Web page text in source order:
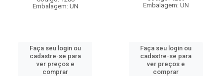
Embalagem: UN
Faça seu login ou
cadastre-se para
ver preços e
comprar
Embalagem: UN
Faça seu login ou
cadastre-se para
ver preços e
comprar